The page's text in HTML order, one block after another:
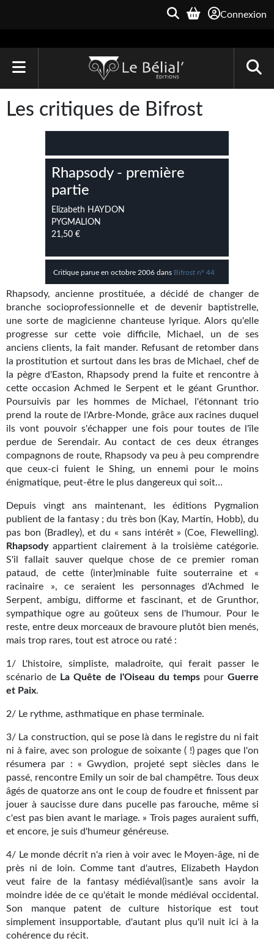
Connexion
Le Bélial'
Une Heure-Lumière
Archive du Futur
Parallaxe
Quarante-Deux
Kvasar
Pulps
Wotan
Étoiles vives
Yellow Submarine
NUMÉRIQUE
Romans et recueils
Une Heure-Lumière
Nouvelles
Bifrost
Livres audio
Gratuit
Sans DRM
BIFROST
Tous les numéros
En numérique
S'abonner
Les critiques
Le blog
Le prix des lecteurs
GOODIES
Goodies Gotland
Tirages d’art Une Heure-Lumière
PLUS
À paraître
Revue de presse
Les critiques de Bifrost
Rhapsody - première
partie
Elizabeth HAYDON
PYGMALION
21,50 €
Critique parue en octobre 2006 dans Bifrost n° 44
Rhapsody, ancienne prostituée, a décidé de changer de
branche socioprofessionnelle et de devenir baptistrelle,
une sorte de magicienne chanteuse lyrique. Alors qu'elle
progresse sur cette voie difficile, Michael, un de ses
anciens clients, la fait mander. Refusant de retomber dans
la prostitution et surtout dans les bras de Michael, chef de
la pègre d'Easton, Rhapsody prend la fuite et rencontre à
cette occasion Achmed le Serpent et le géant Grunthor.
Poursuivis par les hommes de Michael, l'étonnant trio
prend la route de l'Arbre-Monde, grâce aux racines duquel
ils vont pouvoir s'échapper une fois pour toutes de l'île
perdue de Serendair. Au contact de ces deux étranges
compagnons de route, Rhapsody va peu à peu comprendre
que ceux-ci fuient le Shing, un ennemi pour le moins
énigmatique, peut-être le plus dangereux qui soit…
Depuis vingt ans maintenant, les éditions Pygmalion
publient de la fantasy ; du très bon (Kay, Martin, Hobb), du
pas bon (Bradley), et du « sans intérêt » (Coe, Flewelling).
Rhapsodyappartient clairement à la troisième catégorie.
S'il fallait sauver quelque chose de ce premier roman
pataud, de cette (inter)minable fuite souterraine et «
racinaire », ce seraient les personnages d'Achmed le
Serpent, ambigu, difforme et fascinant, et de Grunthor,
sympathique ogre au goûteux sens de l'humour. Pour le
reste, entre deux morceaux de bravoure plutôt bien menés,
mais trop rares, tout est atroce ou raté :
1/ L'histoire, simpliste, maladroite, qui ferait passer le
scénario de La Quête de l'Oiseau du temps pour Guerre
et Paix.
2/ Le rythme, asthmatique en phase terminale.
3/ La construction, qui se pose là dans le registre du ni fait
ni à faire, avec son prologue de soixante ( !) pages que l'on
résumera par : « Gwydion, projeté sept siècles dans le
passé, rencontre Emily un soir de bal champêtre. Tous deux
âgés de quatorze ans ont le coup de foudre et finissent par
jouer à saucisse dure dans pucelle pas farouche, même si
c'est pas bien avant le mariage. » Trois pages auraient suffi,
et encore, je suis d'humeur généreuse.
4/ Le monde décrit n'a rien à voir avec le Moyen-âge, ni de
près ni de loin. Comme tant d'autres, Elizabeth Haydon
veut faire de la fantasy médiéval(isant)e sans avoir la
moindre idée de ce qu'était le monde médiéval occidental.
Son manque patent de culture historique est tout
simplement insupportable, d'autant plus qu'il nuit ici à la
cohérence du récit.